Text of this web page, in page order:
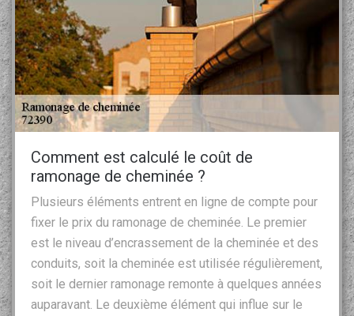
Comment est calculé le coût de
ramonage de cheminée ?
Plusieurs éléments entrent en ligne de compte pour
fixer le prix du ramonage de cheminée. Le premier
est le niveau d’encrassement de la cheminée et des
conduits, soit la cheminée est utilisée régulièrement,
soit le dernier ramonage remonte à quelques années
auparavant. Le deuxième élément qui influe sur le